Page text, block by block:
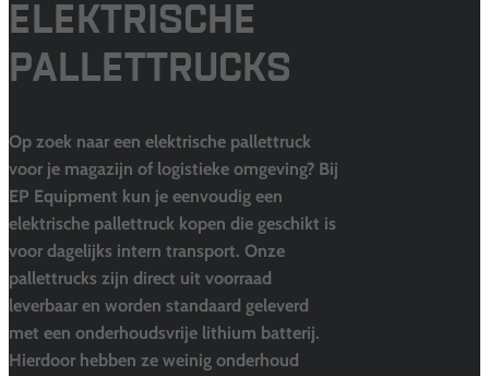
ELEKTRISCHE
PALLETTRUCKS
Op zoek naar een elektrische pallettruck
voor je magazijn of logistieke omgeving? Bij
EP Equipment kun je eenvoudig een
elektrische pallettruck kopen die geschikt is
voor dagelijks intern transport. Onze
pallettrucks zijn direct uit voorraad
leverbaar en worden standaard geleverd
met een onderhoudsvrije lithium batterij.
Hierdoor hebben ze weinig onderhoud